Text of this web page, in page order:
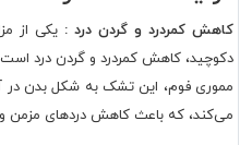
کاهش کمردرد و گردن درد :
دکوچید، کاهش کمردرد و گردن درد
مموری فوم، این تشک به شکل بدن در
می‌کند، که باعث کاهش دردهای مزمن